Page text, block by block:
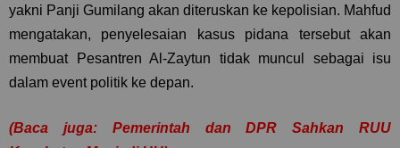
yakni Panji Gumilang akan diteruskan ke kepolisian. Mahfud
mengatakan, penyelesaian kasus pidana tersebut akan
membuat Pesantren Al-Zaytun tidak muncul sebagai isu
dalam event politik ke depan.
(Baca juga:
Pemerintah dan DPR Sahkan RUU